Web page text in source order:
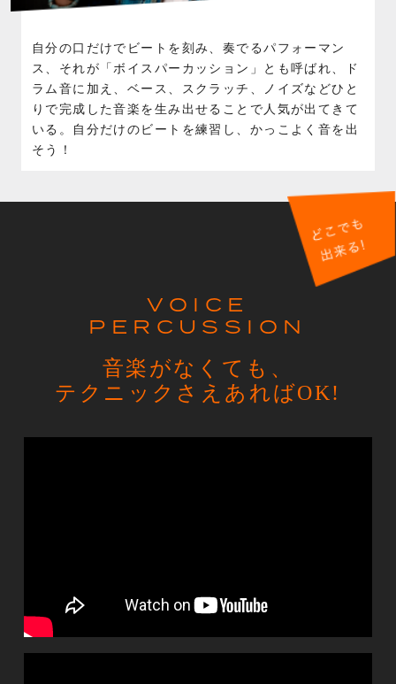
自分の口だけでビートを刻み、奏でるパフォーマン
ス、それが「ボイスパーカッション」とも呼ばれ、ド
ラム音に加え、ベース、スクラッチ、ノイズなどひと
りで完成した音楽を生み出せることで人気が出てきて
いる。自分だけのビートを練習し、かっこよく音を出
そう！
VOICE
PERCUSSION
音楽がなくても、
テクニックさえあればOK!